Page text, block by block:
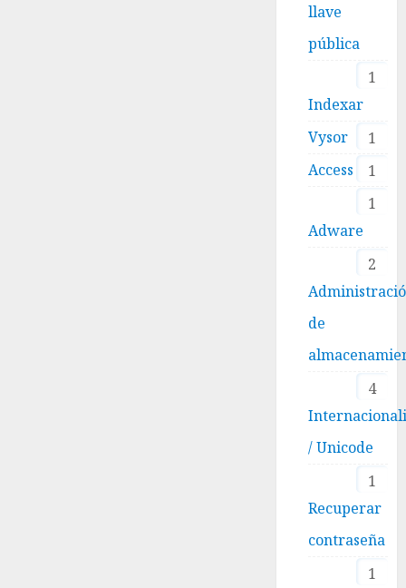
llave
pública
1
Indexar
1
Vysor
1
Access
1
Adware
2
de
4
/ Unicode
1
Recuperar
contraseña
1